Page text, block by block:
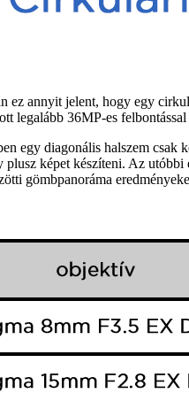
ez annyit jelent, hogy egy
legalább 36MP-es
egy diagonális halszem csak
képet készíteni. Az utóbbi
gömbpanoráma